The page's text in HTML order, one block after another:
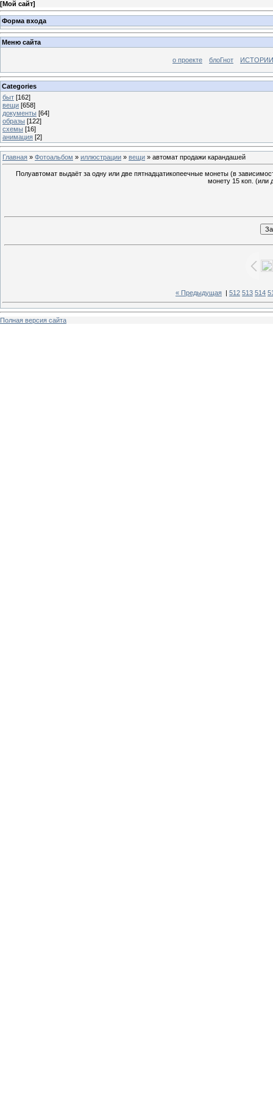
[Мой сайт]
Форма входа
Меню сайта
о проекте блоГнот
Categories
быт [162]
вещи [658]
документы [64]
образы [122]
схемы [16]
анимация [2]
Главная » Фотоальбом » иллюстрации » вещи » автомат продажи карандашей
Полуавтомат выдаёт за одну или две пятнадцатикопеечные монеты (в
монету 15 коп. (или
« Предыдущая 512 513 514
Полная версия сайта